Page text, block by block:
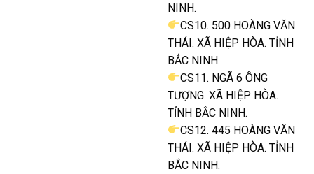
NINH.
CS10. 500 HOÀNG VĂN
THÁI. XÃ HIỆP HÒA. TỈNH
BẮC NINH.
CS11. NGÃ 6 ÔNG
TƯỢNG. XÃ HIỆP HÒA.
TỈNH BẮC NINH.
CS12. 445 HOÀNG VĂN
THÁI. XÃ HIỆP HÒA. TỈNH
BẮC NINH.